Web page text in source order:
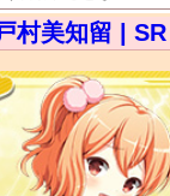
村美知留 | SR